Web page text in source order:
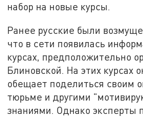
набор на новые курсы.
Ранее русские были
что в сети появилась
курсах, предположительно
Блиновской. На этих курсах
обещает поделиться своим
тюрьме и другими
знаниями. Однако эксперты